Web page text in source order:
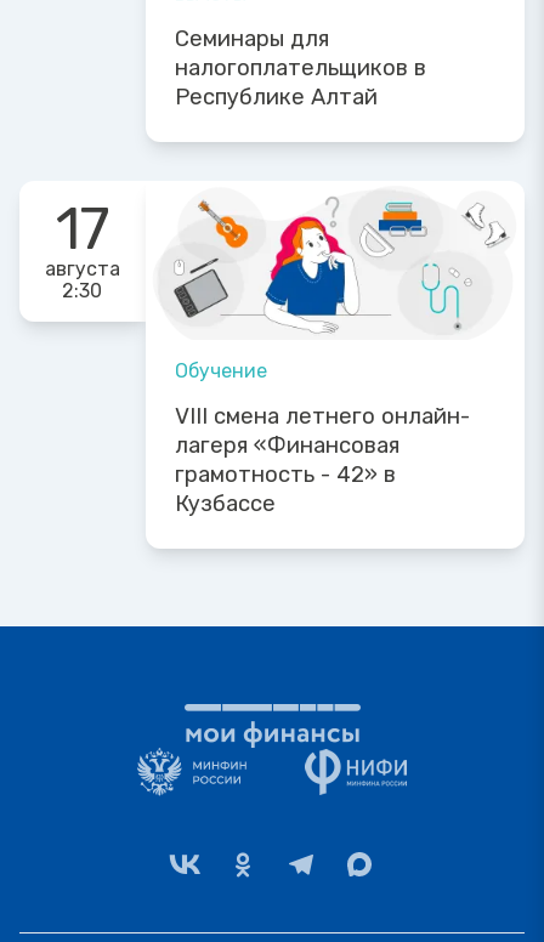
Семинары для
налогоплательщиков в
Республике Алтай
17
августа
2:30
Обучение
VIII смена летнего онлайн-
лагеря «Финансовая
грамотность - 42» в
Кузбассе